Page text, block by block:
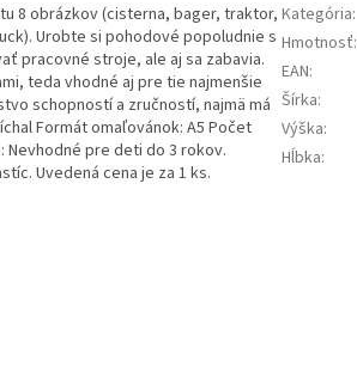
8 obrázkov (cisterna, bager, traktor,
Urobte si pohodové popoludnie s
pracovné stroje, ale aj sa zabavia.
teda vhodné aj pre tie najmenšie
schopností a zručností, najmä má
Formát omaľovánok: A5 Počet
Nevhodné pre deti do 3 rokov.
Uvedená cena je za 1 ks.
Kategória:
Hmotnosť:
EAN:
Šírka:
Výška:
Hĺbka: